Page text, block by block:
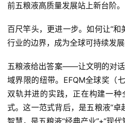
前五粮液高质量发展站上新台阶。
百尺竿头，更进一步。如何让“和
行业的边界，成为全球可持续发展
五粮液给出答案——让文明的对
域界限的纽带。EFQM全球奖（
双轨并进的实践，正在构建一
式。这一范式背后，是五粮液“卓